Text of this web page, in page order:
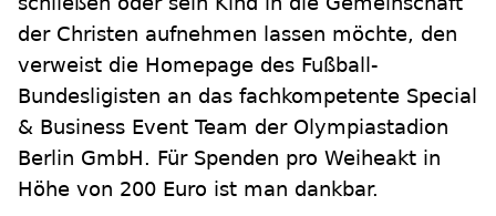
der Christen aufnehmen lassen möchte, den
verweist die Homepage des Fußball-
Bundesligisten an das fachkompetente Special
& Business Event Team der Olympiastadion
Berlin GmbH. Für Spenden pro Weiheakt in
Höhe von 200 Euro ist man dankbar.